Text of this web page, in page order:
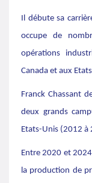
Il débute sa
occupe de
opérations
Canada et aux
Franck Chassant
deux grands
Etats-Unis (2012 à
Entre 2020 et
la production de